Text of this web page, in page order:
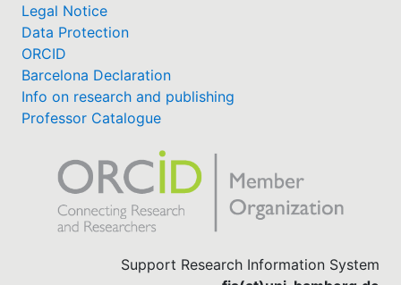
Legal Notice
Data Protection
ORCID
Barcelona Declaration
Info on research and publishing
Professor Catalogue
Support Research Information System